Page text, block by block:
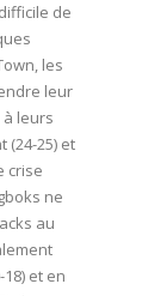
de
les
leur
leurs
(24-25) et
crise
ne
au
et en